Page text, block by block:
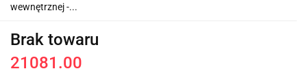
wewnętrznej -...
Brak towaru
21081.00